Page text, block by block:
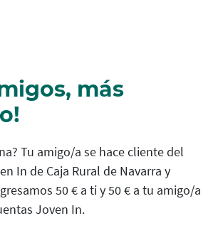
más
Tu amigo/a se hace cliente del
In de Caja Rural de Navarra y
50 € a ti y 50 € a tu amigo/a
Joven In.